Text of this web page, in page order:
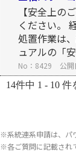
【安全上の
ください。
処置作業は
ュアルの「
No：8429 公
14件中 1 - 10 件
※系統連系申請は、パ
※各ご質問に記載され